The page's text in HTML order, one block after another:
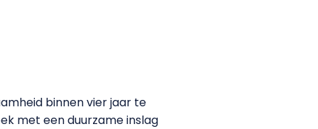
binnen vier jaar te
met een duurzame inslag